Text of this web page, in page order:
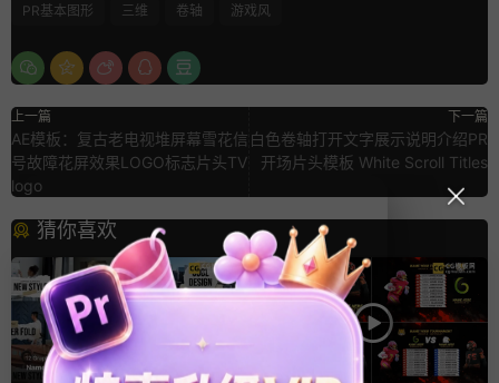
PR基本图形 三维 卷轴 游戏风
上一篇
AE模板：复古老电视堆屏幕雪花信
号故障花屏效果LOGO标志片头TV
logo
下一篇
白色卷轴打开文字展示说明介绍PR
开场片头模板 White Scroll Titles
猜你喜欢